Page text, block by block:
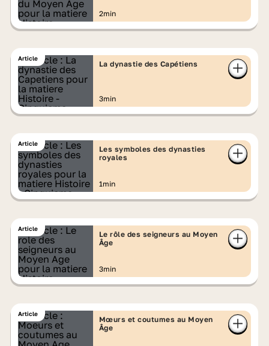
2min
Article
La dynastie des Capétiens
3min
Article
Les symboles des dynasties
royales
1min
Article
Le rôle des seigneurs au Moyen
Âge
3min
Article
Mœurs et coutumes au Moyen
Âge